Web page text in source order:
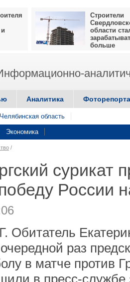
Строители
области
больше
Аналитика
Челябинская область
Экономика
/
сурикат
России
раз
в матче против
в пресс-службе